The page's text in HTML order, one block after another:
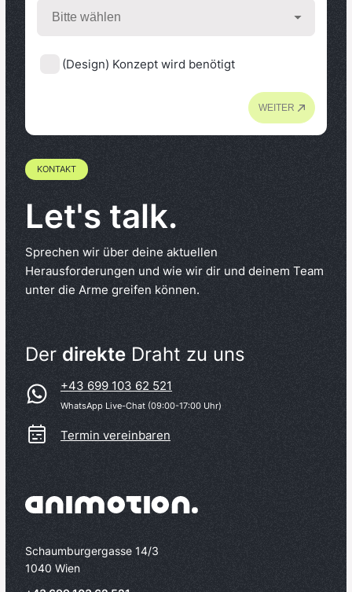
(Design) Konzept wird benötigt
WEITER
KONTAKT
Let's talk.
Sprechen wir über deine aktuellen
Herausforderungen und wie wir dir und deinem Team
unter die Arme greifen können.
Der direkte Draht zu uns
+43 699 103 62 521
WhatsApp Live-Chat (09:00-17:00 Uhr)
Termin vereinbaren
Schaumburgergasse 14/3
1040 Wien